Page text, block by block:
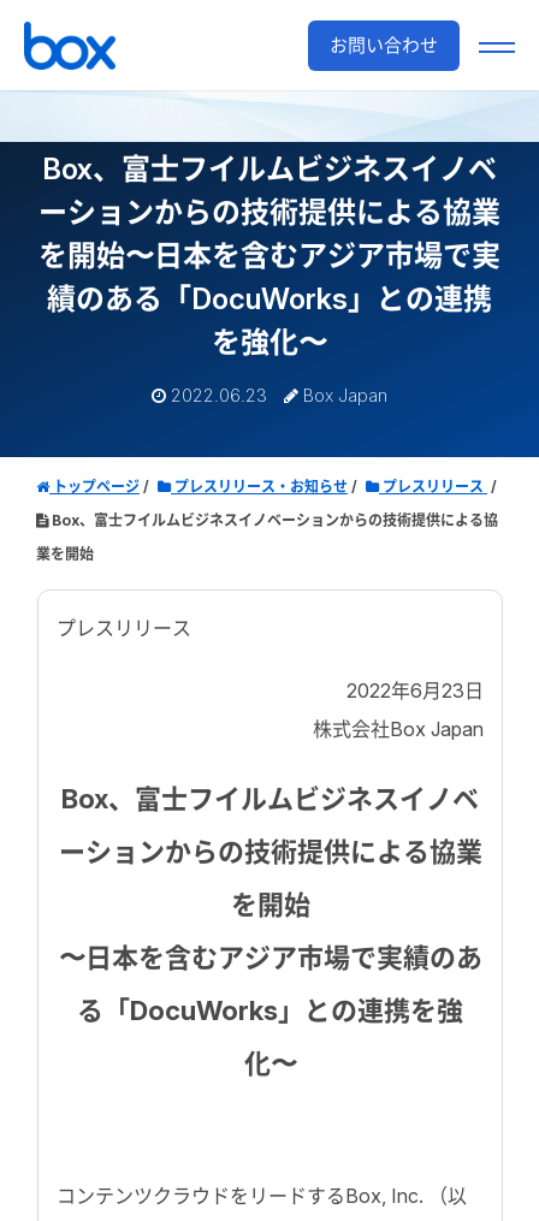
お問い合わせ
Box、富士フイルムビジネスイノベ
ーションからの技術提供による協業
を開始〜日本を含むアジア市場で実
績のある「DocuWorks」との連携
を強化〜
2022.06.23 Box Japan
トップページ プレスリリース・お知らせ
プレスリリース
Box、富士フイルムビジネスイノベーションからの技術提供による協
業を開始
プレスリリース
2022年6月23日
株式会社Box Japan
Box、富士フイルムビジネスイノベ
ーションからの技術提供による協業
を開始
〜日本を含むアジア市場で実績のあ
る「DocuWorks」との連携を強
化〜
コンテンツクラウドをリードするBox, Inc. （以